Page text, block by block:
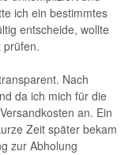
ich ein bestimmtes
entscheide, wollte
prüfen.
Nach
da ich mich für die
an. Ein
Zeit später bekam
zur Abholung